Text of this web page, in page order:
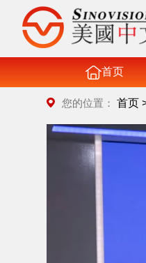
首页
您的位置：首页